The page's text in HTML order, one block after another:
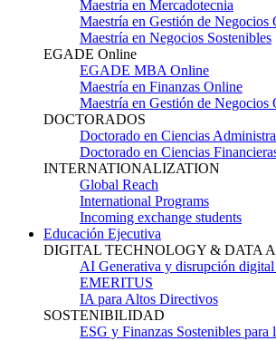
Maestría en Mercadotecnia
Maestría en Gestión de Negocios
Maestría en Negocios Sostenibles
EGADE Online
EGADE MBA Online
Maestría en Finanzas Online
Maestría en Gestión de Negocios
DOCTORADOS
Doctorado en Ciencias
Doctorado en Ciencias
INTERNATIONALIZATION
Global Reach
International Programs
Incoming exchange students
Educación Ejecutiva
DIGITAL TECHNOLOGY & DATA
AI Generativa y disrupción digital
EMERITUS
IA para Altos Directivos
SOSTENIBILIDAD
ESG y Finanzas Sostenibles para